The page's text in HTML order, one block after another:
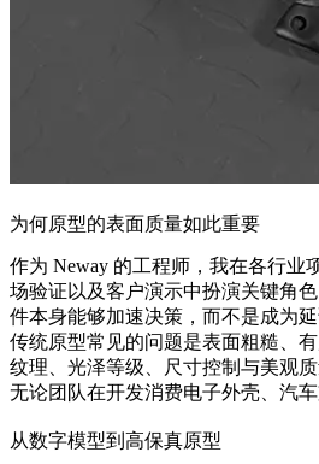
为何原型的表面质量如此重要
作为 Neway 的工程师，我在各行业
场验证以及客户演示中扮演关键角
件本身能够加速决策，而不是成为延
传统原型常见的问题是表面粗糙、
纹理、光泽等级、尺寸控制与美观
无论团队在开发消费电子外壳、汽
从数字模型到高保真原型